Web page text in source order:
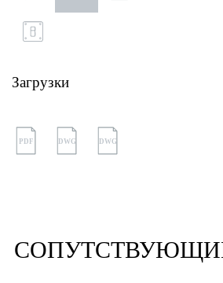
Загрузки
PDF DWG DWG